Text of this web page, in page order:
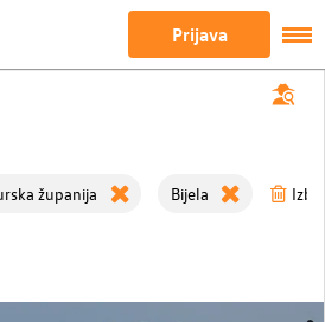
Prijava
županija Bijela